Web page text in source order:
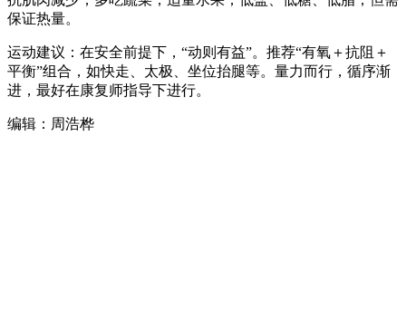
保证热量。
运动建议：在安全前提下，“动则有益”。推荐“有氧＋抗阻＋
平衡”组合，如快走、太极、坐位抬腿等。量力而行，循序渐
进，最好在康复师指导下进行。
编辑：周浩桦